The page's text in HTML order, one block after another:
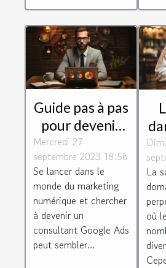
Guide pas à pas
pour devenir
consultant
Google Ads
Mercredi 27
septembre 2023 18:56
Se lancer dans le
monde du marketing
numérique et chercher
à devenir un
consultant Google Ads
peut sembler...
La
où